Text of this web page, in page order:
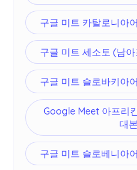
구글 미트 카탈로니아
구글 미트 세소토 (남
구글 미트 슬로바키아
Google Meet 아프리
대본
구글 미트 슬로베니아